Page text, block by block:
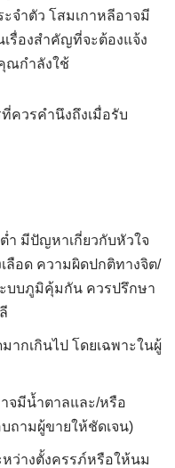
จำตัว โสมเกาหลีอาจมี
รื่องสำคัญที่จะต้องแจ้ง
ณกำลังใช้
ควรคำนึงถึงเมื่อรับ
มีปัญหาเกี่ยวกับหัวใจ
ลือด ความผิดปกติทางจิต/
บบภูมิคุ้มกัน ควรปรึกษา
ากเกินไป โดยเฉพาะในผู้
จมีน้ำตาลและ/หรือ
ถามผู้ขายให้ชัดเจน)
ว่างตั้งครรภ์หรือให้นม